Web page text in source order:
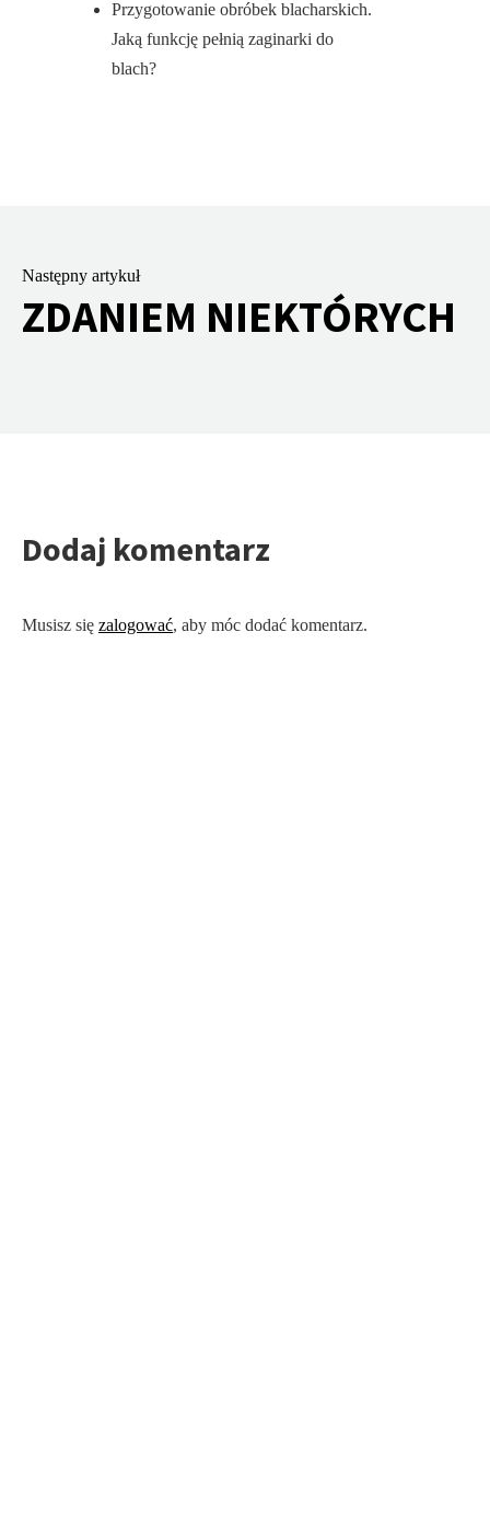
Przygotowanie obróbek blacharskich.
Jaką funkcję pełnią zaginarki do
blach?
Następny artykuł
ZDANIEM NIEKTÓRYCH
Dodaj komentarz
Musisz się zalogować, aby móc dodać komentarz.